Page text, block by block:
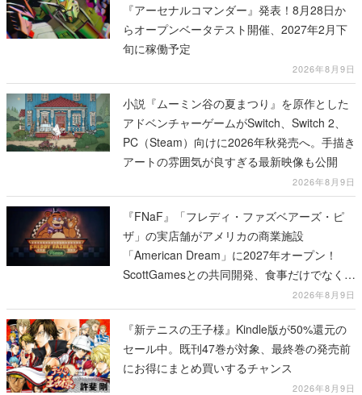
『アーセナルコマンダー』発表！8月28日か
らオープンベータテスト開催、2027年2月下
旬に稼働予定
2026年8月9日
小説『ムーミン谷の夏まつり』を原作とした
アドベンチャーゲームがSwitch、Switch 2、
PC（Steam）向けに2026年秋発売へ。手描き
アートの雰囲気が良すぎる最新映像も公開
2026年8月9日
『FNaF』「フレディ・ファズベアーズ・ピ
ザ」の実店舗がアメリカの商業施設
「American Dream」に2027年オープン！
ScottGamesとの共同開発、食事だけでなくス
テージショーや没入型のホラー体験も楽しめ
る
2026年8月9日
『新テニスの王子様』Kindle版が50%還元の
セール中。既刊47巻が対象、最終巻の発売前
にお得にまとめ買いするチャンス
2026年8月9日